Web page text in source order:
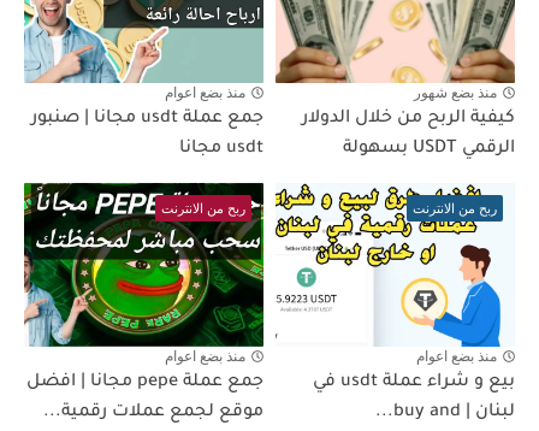
منذ بضع شهور
كيفية الربح من خلال الدولار
الرقمي USDT بسهولة
منذ بضع اعوام
جمع عملة usdt مجانا | صنبور
usdt مجانا
ربح من الانترنت
منذ بضع اعوام
بيع و شراء عملة usdt في
لبنان | buy and...
ربح من الانترنت
منذ بضع اعوام
جمع عملة pepe مجانا | افضل
موقع لجمع عملات رقمية...